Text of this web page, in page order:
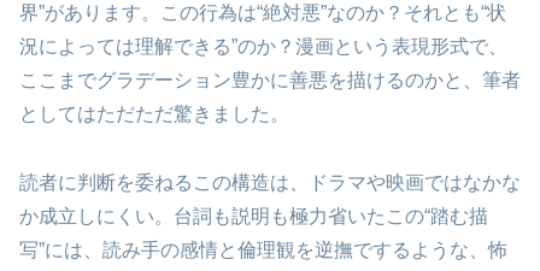
界”があります。この行為は“絶対悪”なのか？それとも“状
況によっては理解できる”のか？漫画という表現形式で、
ここまでグラデーション豊かに善悪を描けるのかと、筆者
としてはただただ驚きました。
読者に判断を委ねるこの構造は、ドラマや映画ではなかな
か成立しにくい。台詞も説明も極力省いたこの“踏む描
写”には、読み手の感情と倫理観を逆撫でするような、怖